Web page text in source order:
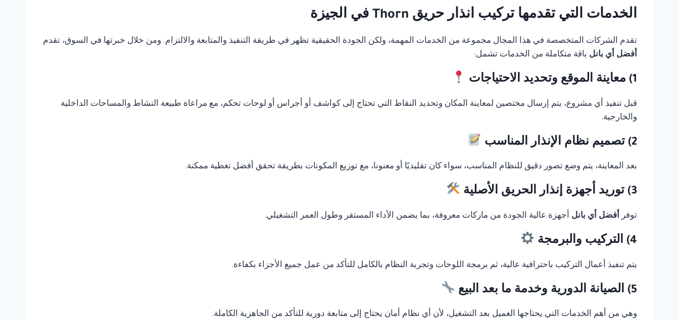
الخدمات التي تقدمها تركيب انذار حريق Thorn في الجيزة
تقدم الشركات المتخصصة في هذا المجال مجموعة من الخدمات المهمة، ولكن الجودة الحقيقية تظهر في طريقة التنفيذ والمتابعة والالتزام. ومن خلال خبرتها في السوق، تقدم
أفضل أي بانل باقة متكاملة من الخدمات تشمل:
1) معاينة الموقع وتحديد الاحتياجات
قبل تنفيذ أي مشروع، يتم إرسال مختصين لمعاينة المكان وتحديد النقاط التي تحتاج إلى كواشف أو أجراس أو لوحات تحكم، مع مراعاة طبيعة النشاط والمساحات الداخلية
والخارجية.
2) تصميم نظام الإنذار المناسب
بعد المعاينة، يتم وضع تصور دقيق للنظام المناسب، سواء كان تقليديًا أو معنونا، مع توزيع المكونات بطريقة تحقق أفضل تغطية ممكنة.
3) توريد أجهزة إنذار الحريق الأصلية
توفر أفضل أي بانل أجهزة عالية الجودة من ماركات معروفة، بما يضمن الأداء المستقر وطول العمر التشغيلي.
4) التركيب والبرمجة
يتم تنفيذ أعمال التركيب باحترافية عالية، ثم برمجة اللوحات وتجربة النظام بالكامل للتأكد من عمل جميع الأجزاء بكفاءة.
5) الصيانة الدورية وخدمة ما بعد البيع
وهي من أهم الخدمات التي يحتاجها العميل بعد التشغيل، لأن أي نظام أمان يحتاج إلى متابعة دورية للتأكد من الجاهزية الكاملة.